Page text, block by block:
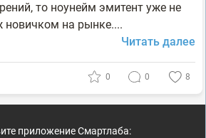
то ноунейм эмитент уже не
новичком на рынке....
Читать далее
0 0 8
приложение Смартлаба: